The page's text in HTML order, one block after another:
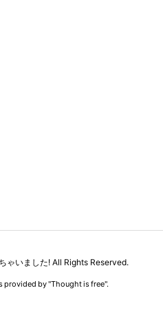
ゃいました! All Rights Reserved.
provided by "Thought is free".